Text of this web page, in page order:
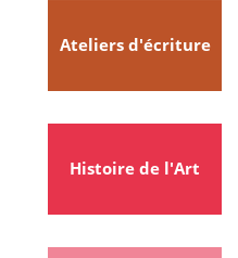
Ateliers d'écriture
Histoire de l'Art